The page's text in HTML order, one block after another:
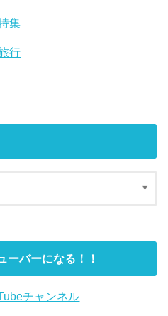
集
行
ーバーになる！！
チャンネル